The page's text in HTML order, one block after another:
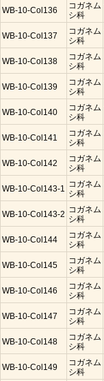
WB-10-Col136
コガネム
シ科
WB-10-Col137
コガネム
シ科
WB-10-Col138
コガネム
シ科
WB-10-Col139
コガネム
シ科
WB-10-Col140
コガネム
シ科
WB-10-Col141
コガネム
シ科
WB-10-Col142
コガネム
シ科
WB-10-Col143-1 コガネム
シ科
WB-10-Col143-2 コガネム
シ科
WB-10-Col144
コガネム
シ科
WB-10-Col145
コガネム
シ科
WB-10-Col146
コガネム
シ科
WB-10-Col147
コガネム
シ科
WB-10-Col148
コガネム
シ科
WB-10-Col149
コガネム
シ科